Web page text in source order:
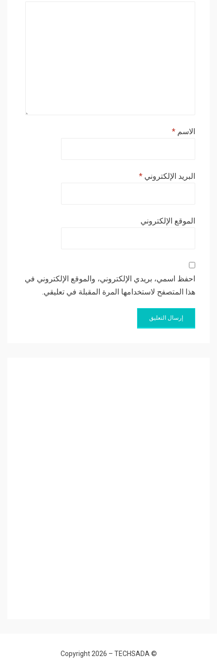
الاسم *
البريد الإلكتروني *
الموقع الإلكتروني
احفظ اسمي، بريدي الإلكتروني، والموقع الإلكتروني في
هذا المتصفح لاستخدامها المرة المقبلة في تعليقي.
© Copyright 2026 –
TECHSADA